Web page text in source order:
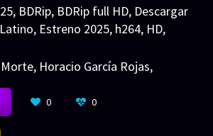
, BDRip, BDRip full HD, Descargar
, Estreno 2025, h264, HD,
, Horacio García Rojas,
0 0